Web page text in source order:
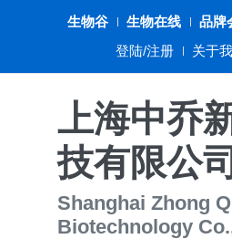
生物谷 生物在线 品牌
登陆/注册
关于
上海中乔
技有限公司
Shanghai Zhong
Biotechnology